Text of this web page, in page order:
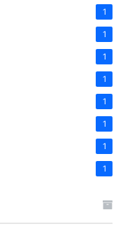
1
1
1
1
1
1
1
1